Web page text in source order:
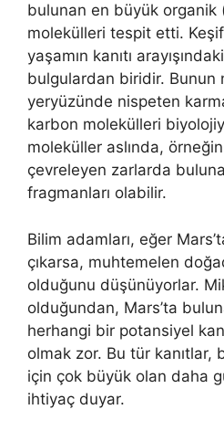
bulunan en büyük organik
molekülleri tespit etti.
yaşamın kanıtı
bulgulardan biridir. Bunun
yeryüzünde nispeten
karbon molekülleri
moleküller aslında,
çevreleyen zarlarda
fragmanları olabilir.
Bilim adamları, eğer
çıkarsa, muhtemelen
olduğunu düşünüyorlar.
olduğundan, Mars’ta
herhangi bir potansiyel
olmak zor. Bu tür kanıtlar,
için çok büyük olan daha
ihtiyaç duyar.